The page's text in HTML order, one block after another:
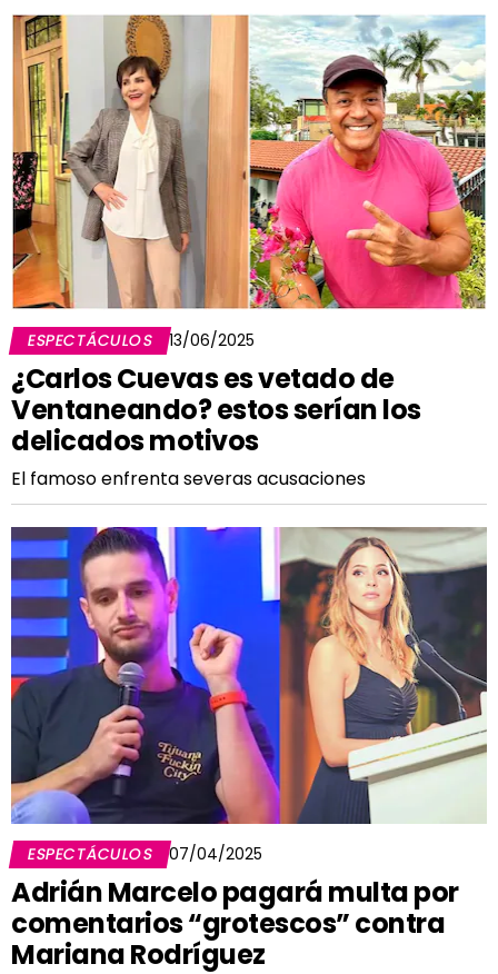
ESPECTÁCULOS 13/06/2025
¿Carlos Cuevas es vetado de
Ventaneando? estos serían los
delicados motivos
El famoso enfrenta severas acusaciones
ESPECTÁCULOS 07/04/2025
Adrián Marcelo pagará multa por
comentarios “grotescos” contra
Mariana Rodríguez